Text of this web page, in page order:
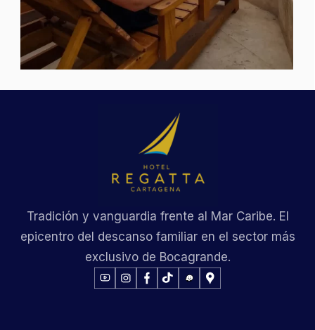
Tradición y vanguardia frente al Mar Caribe. El
epicentro del descanso familiar en el sector más
exclusivo de Bocagrande.